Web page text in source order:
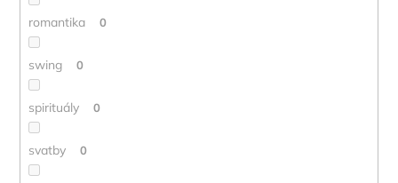
romantika 0
swing 0
spirituály 0
svatby 0